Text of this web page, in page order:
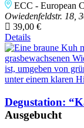
ECC - European
Owiedenfeldstr. 18,
39,00 €
Details
Degustation:
Ausgebucht